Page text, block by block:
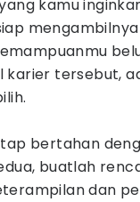
kamu
karier tersebut,
bertahan
buatlah
dan